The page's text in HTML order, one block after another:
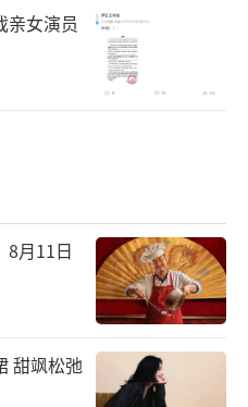
亲女演员
8月11日
甜飒松弛